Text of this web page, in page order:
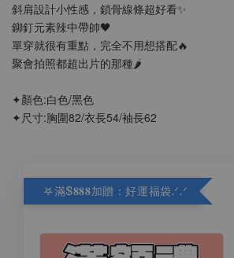
斜肩設計小性感，鎖骨線條超好看✨
鉚釘元素辣中帶帥🖤
單穿就很有重點，完全不用想搭配🔥
聚會拍照都超出片的那種🌶️
✦顏色:白色/黑色
✦尺寸:胸圍82/衣長54/袖長62
𖤐滿$𝟖𝟖𝟖加贈：好運福袋.ᐟ‪.ᐟ